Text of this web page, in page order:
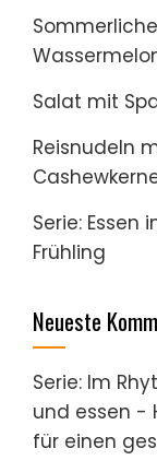
Salat mit
Reisnudeln
Serie: Essen
Frühling
Neueste
Serie: Im
und essen -
für einen